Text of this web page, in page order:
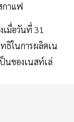
กาแฟ
มื่อวันที่ 31
ธิในการผลิตเน
นของเนสท์เล่